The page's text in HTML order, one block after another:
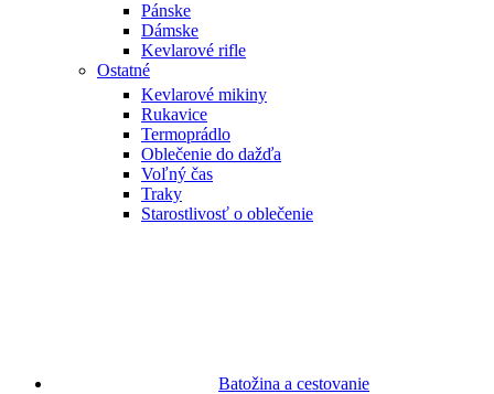
Pánske
Dámske
Kevlarové rifle
Ostatné
Kevlarové mikiny
Rukavice
Termoprádlo
Oblečenie do dažďa
Voľný čas
Traky
Starostlivosť o oblečenie
Batožina a cestovanie